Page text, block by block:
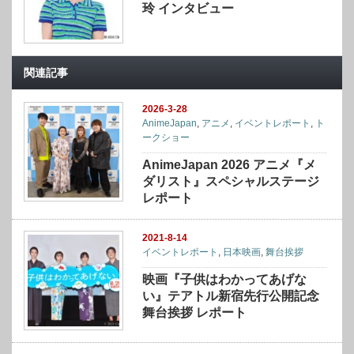
玲 インタビュー
関連記事
2026-3-28
AnimeJapan アニメ イベントレポート
ト
ークショー
AnimeJapan 2026 アニメ『メ
ダリスト』スペシャルステージ
レポート
2021-8-14
イベントレポート
日本映画 ,舞台挨拶
映画『子供はわかってあげな
い』テアトル新宿先行公開記念
舞台挨拶 レポート